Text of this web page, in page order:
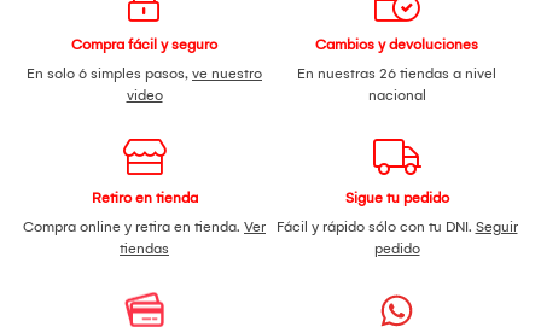
Compra fácil y seguro
En solo 6 simples pasos, ve nuestro
video
Cambios y devoluciones
En nuestras 26 tiendas a nivel
nacional
Retiro en tienda
Compra online y retira en tienda. Ver
tiendas
Sigue tu pedido
Fácil y rápido sólo con tu DNI. Seguir
pedido